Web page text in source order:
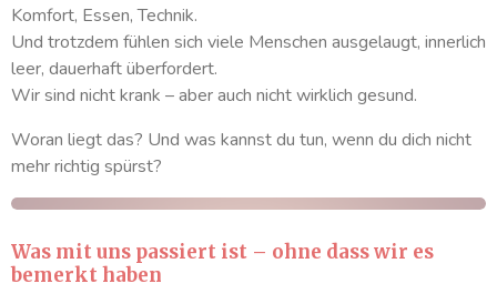
Komfort, Essen, Technik.
Und trotzdem fühlen sich viele Menschen ausgelaugt, innerlich
leer, dauerhaft überfordert.
Wir sind nicht krank – aber auch nicht wirklich gesund.
Woran liegt das? Und was kannst du tun, wenn du dich nicht
mehr richtig spürst?
Was mit uns passiert ist – ohne dass wir es
bemerkt haben